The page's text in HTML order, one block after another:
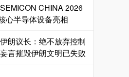
CHINA 2026
心半导体设备亮相
朗议长：绝不放弃控制
言摧毁伊朗文明已失败